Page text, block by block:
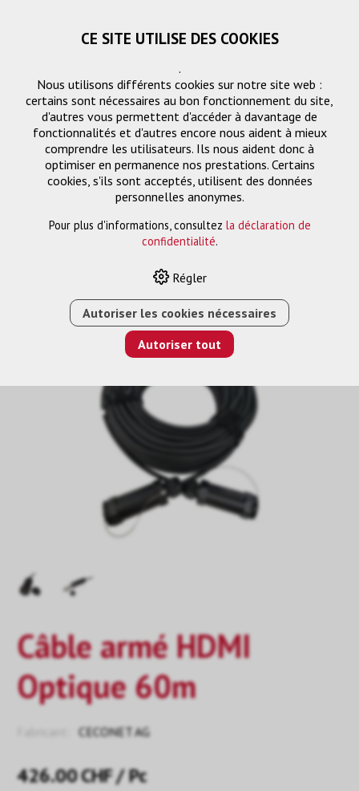
Fibre optique HDMI-HDMI
GESTION DES SIGNAUX
FIBRE OPTIQUE HDMI-HDMI
ARMÉ HDMI OPTIQUE 60M
Câble armé HDMI
Optique 60m
CECONET AG
426.00CHF/ Pc
CE SITE UTILISE DES COOKIES
.
Nous utilisons différents cookies sur notre site web :
certains sont nécessaires au bon fonctionnement du site,
d'autres vous permettent d'accéder à davantage de
fonctionnalités et d'autres encore nous aident à mieux
comprendre les utilisateurs. Ils nous aident donc à
optimiser en permanence nos prestations. Certains
cookies, s'ils sont acceptés, utilisent des données
personnelles anonymes.
Pour plus d'informations, consultez la déclaration de
confidentialité.
Régler
Autoriser les cookies nécessaires
Autoriser tout